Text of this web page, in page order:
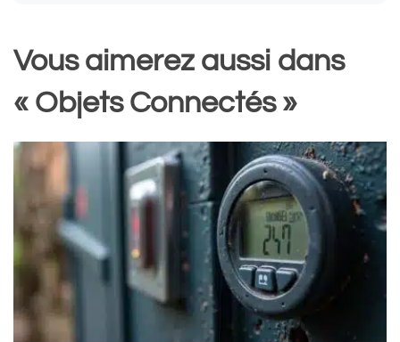
Vous aimerez aussi dans
« Objets Connectés »